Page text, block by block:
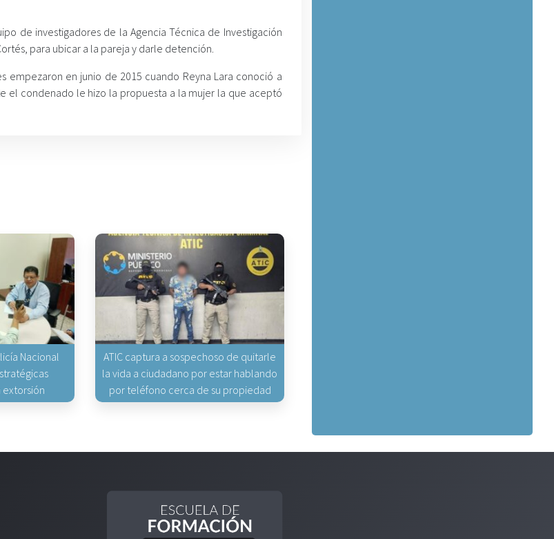
de investigadores de la Agencia Técnica de Investigación
para ubicar a la pareja y darle detención.
empezaron en junio de 2015 cuando Reyna Lara conoció a
el condenado le hizo la propuesta a la mujer la que aceptó
Nacional
extorsión
ATIC captura a sospechoso de quitarle
la vida a ciudadano por estar hablando
por teléfono cerca de su propiedad